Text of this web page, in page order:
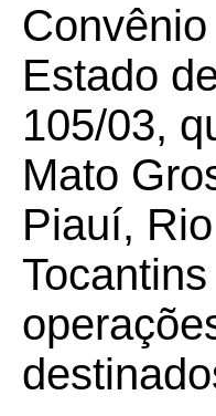
Estado
105/03,
Mato
Piauí,